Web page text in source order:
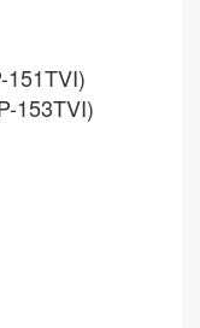
151TVI)
153TVI)